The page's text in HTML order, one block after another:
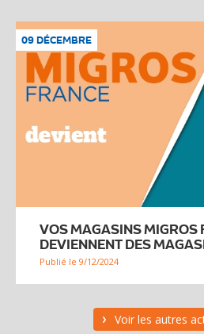
VOS MAGASINS MIGROS
DEVIENNENT DES
Publié le 9/12/2024
09 DÉCEMBRE
Voir les autres